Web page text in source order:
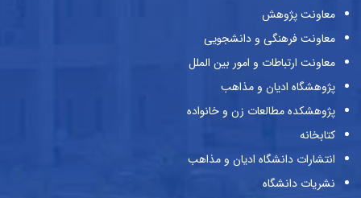
معاونت پژوهش
معاونت فرهنگی و دانشجویی
معاونت ارتباطات و امور بین الملل
پژوهشگاه ادیان و مذاهب
پژوهشکده مطالعات زن و خانواده
کتابخانه
انتشارات دانشگاه ادیان و مذاهب
نشریات دانشگاه